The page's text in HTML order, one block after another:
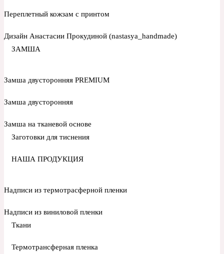
Переплетный кожзам с принтом
Дизайн Анастасии Прокудиной (nastasya_handmade)
ЗАМША
Замша двусторонняя PREMIUM
Замша двусторонняя
Замша на тканевой основе
Заготовки для тиснения
НАША ПРОДУКЦИЯ
Надписи из термотрасферной пленки
Надписи из виниловой пленки
Ткани
Термотрансферная пленка